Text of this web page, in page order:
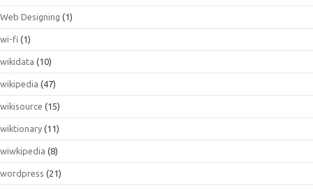
Web Designing (1)
wi-fi (1)
wikidata (10)
wikipedia (47)
wikisource (15)
wiktionary (11)
wiwkipedia (8)
wordpress (21)